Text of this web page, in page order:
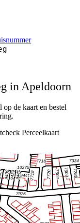
in Apeldoorn
op de kaart en bestel
Perceelkaart